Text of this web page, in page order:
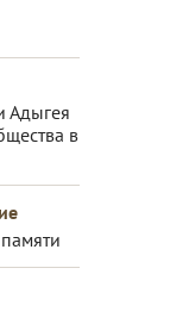
Адыгея
в